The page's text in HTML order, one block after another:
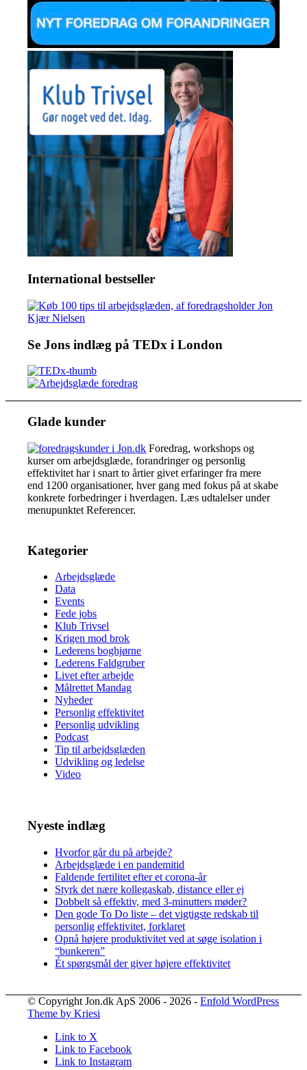
International bestseller
Se Jons indlæg på TEDx i London
Glade kunder
Foredrag, workshops og
kurser om arbejdsglæde, forandringer og personlig
effektivitet har i snart to årtier givet erfaringer fra mere
end 1200 organisationer, hver gang med fokus på at skabe
konkrete forbedringer i hverdagen. Læs udtalelser under
menupunktet Referencer.
Kategorier
Arbejdsglæde
Data
Events
Fede jobs
Klub Trivsel
Krigen mod brok
Lederens boghjørne
Lederens Faldgruber
Livet efter arbejde
Målrettet Mandag
Nyheder
Personlig effektivitet
Personlig udvikling
Podcast
Tip til arbejdsglæden
Udvikling og ledelse
Video
Nyeste indlæg
Hvorfor går du på arbejde?
Arbejdsglæde i en pandemitid
Faldende fertilitet efter et corona-år
Styrk det nære kollegaskab, distance eller ej
Dobbelt så effektiv, med 3-minutters møder?
Den gode To Do liste – det vigtigste redskab til
personlig effektivitet, forklaret
Opnå højere produktivitet ved at søge isolation i
“bunkeren”
Ét spørgsmål der giver højere effektivitet
© Copyright Jon.dk ApS 2006 - 2026 -Enfold WordPress
Theme by Kriesi
Link to X
Link to Facebook
Link to Instagram